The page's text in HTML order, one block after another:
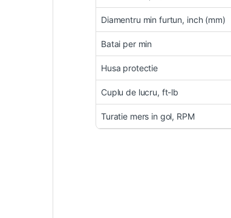
Diamentru min furtun, inch (mm)
Batai per min
Husa protectie
Cuplu de lucru, ft-lb
Turatie mers in gol, RPM